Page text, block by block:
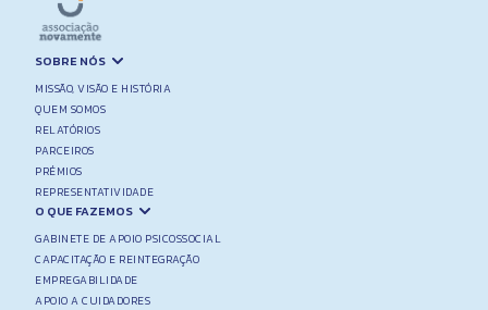
SOBRE NÓS
MISSÃO, VISÃO E HISTÓRIA
QUEM SOMOS
RELATÓRIOS
PARCEIROS
PRÉMIOS
REPRESENTATIVIDADE
O QUE FAZEMOS
GABINETE DE APOIO PSICOSSOCIAL
CAPACITAÇÃO E REINTEGRAÇÃO
EMPREGABILIDADE
APOIO A CUIDADORES